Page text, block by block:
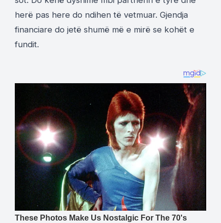
herë pas here do ndihen të vetmuar. Gjendja
financiare do jetë shumë më e mirë se kohët e
fundit.